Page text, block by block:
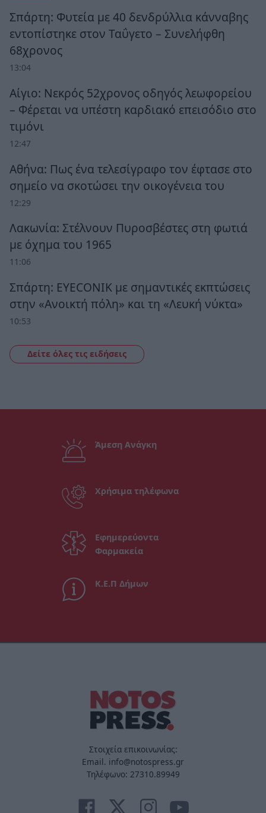
Σπάρτη: Φυτεία με 40 δενδρύλλια κάνναβης
εντοπίστηκε στον Ταΰγετο – Συνελήφθη
68χρονος
13:04
Αίγιο: Νεκρός 52χρονος οδηγός λεωφορείου
– Φέρεται να υπέστη καρδιακό επεισόδιο στο
τιμόνι
12:47
Αθήνα: Πως ένα τελεσίγραφο τον έφτασε στο
σημείο να σκοτώσει την οικογένεια του
12:29
Λακωνία: Στέλνουν Πυροσβέστες στη φωτιά
με όχημα του 1965
11:06
Σπάρτη: EYECONIK με σημαντικές εκπτώσεις
στην «Ανοικτή πόλη» και τη «Λευκή νύκτα»
10:53
Δείτε όλες τις ειδήσεις
Άμεση Ανάγκη
Χρήσιμα τηλέφωνα
Εφημερεύοντα
Φαρμακεία
Κ.Ε.Π Δήμων
Στοιχεία επικοινωνίας:
Email. info@notospress.gr
Τηλέφωνο: 27310.89949